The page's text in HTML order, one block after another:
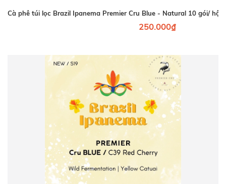
Cà phê túi lọc Brazil Ipanema Premier Cru Blue - Natural 10 gói/ hộp
250.000₫